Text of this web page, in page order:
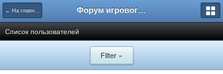
← На главную Форум игрового проекта Riverrise
Список пользователей
Filter »